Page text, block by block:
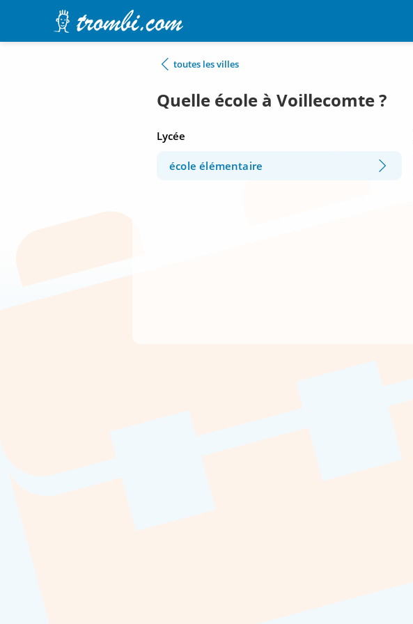
toutes les villes
Quelle école à Voillecomte ?
Lycée
école élémentaire